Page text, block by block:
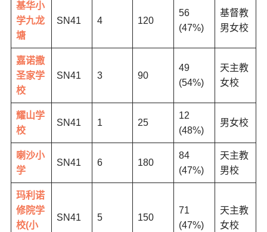
基华小
学九龙
塘
SN41 4 120
56
(47%)
基督教
男女校
嘉诺撒
圣家学
校
SN41 3 90
49
(54%)
天主教
女校
耀山学
校
SN41 1 25
12
(48%)
男女校
喇沙小
学
SN41 6 180
84
(47%)
天主教
男校
玛利诺
修院学
校(小
SN41 5 150
71
(47%)
天主教
女校